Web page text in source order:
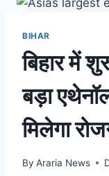
BIHAR
बिहार में
बड़ा
मिलेगा
By Araria News